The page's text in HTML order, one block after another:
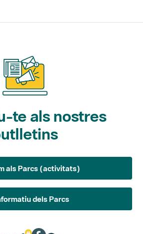
te als nostres
butlletins
als Parcs (activitats)
dels Parcs